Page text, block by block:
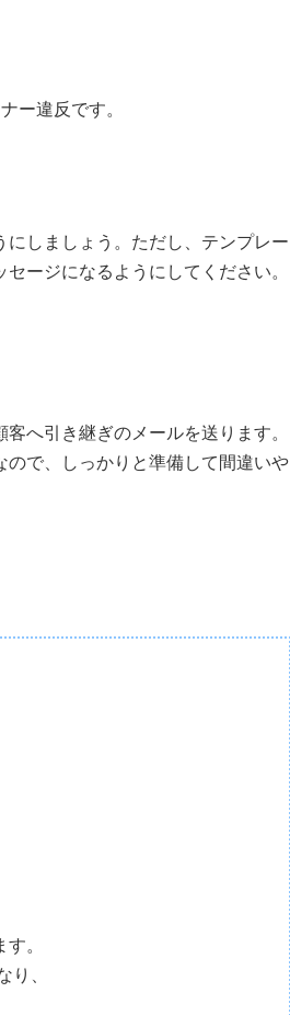
ー違反です。
しましょう。ただし、テンプレー
ージになるようにしてください。
へ引き継ぎのメールを送ります。
で、しっかりと準備して間違いや
。
り、